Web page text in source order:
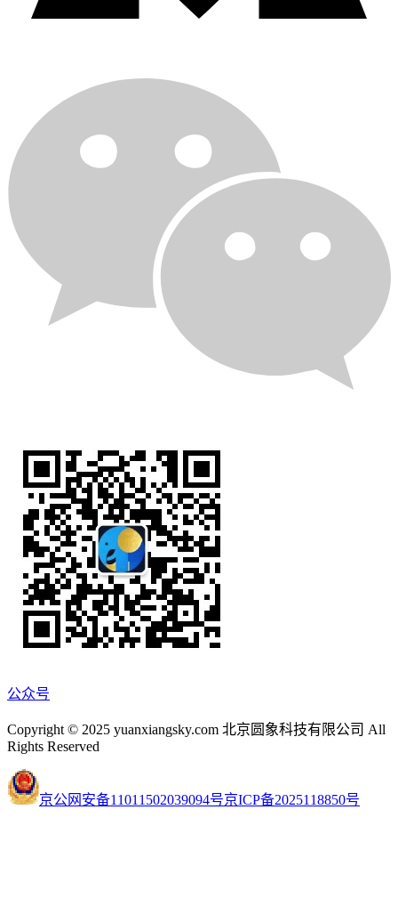
公众号
Copyright © 2025 yuanxiangsky.com 北京圆象科技有限公司 All
Rights Reserved
京公网安备11011502039094号京ICP备2025118850号